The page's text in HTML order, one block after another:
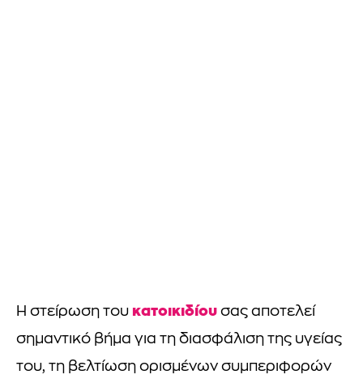
Η στείρωση του κατοικιδίου σας αποτελεί
σημαντικό βήμα για τη διασφάλιση της υγείας
του, τη βελτίωση ορισμένων συμπεριφορών